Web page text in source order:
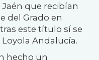
que recibían
del Grado en
este título sí se
Andalucía.
hecho un